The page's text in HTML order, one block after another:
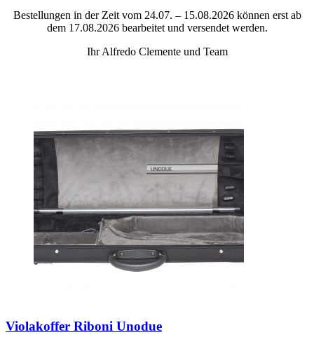
Bestellungen in der Zeit vom 24.07. – 15.08.2026 können erst ab
dem 17.08.2026 bearbeitet und versendet werden.
Ihr Alfredo Clemente und Team
Violakoffer Riboni Unodue